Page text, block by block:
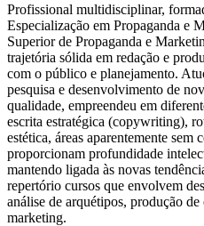
Profissional multidisciplinar,
Especialização em Propaganda e
Superior de Propaganda e
trajetória sólida em redação e
com o público e planejamento.
pesquisa e desenvolvimento de
qualidade, empreendeu em
escrita estratégica (copywriting),
estética, áreas aparentemente sem
proporcionam profundidade
mantendo ligada às novas
repertório cursos que envolvem
análise de arquétipos, produção
marketing.